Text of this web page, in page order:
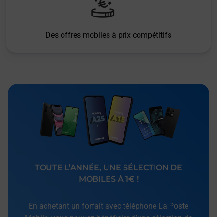
Des offres mobiles à prix compétitifs
TOUTE L’ANNÉE, UNE SÉLECTION DE
MOBILES À 1€ !
En achetant un forfait avec téléphone La Poste